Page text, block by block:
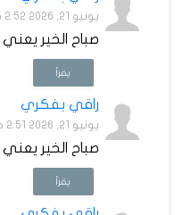
يونيو 21, 2026 2:52 ص
صباح الخير
يقرأ
راقي بفكري
يونيو 21, 2026 2:51 ص
صباح الخير
يقرأ